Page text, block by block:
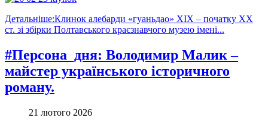
Детальніше:Клинок алебарди «гуаньдао» ХІХ – початку ХХ
ст. зі збірки Полтавського краєзнавчого музею імені...
#Персона_дня: Володимир Малик –
майстер українського історичного
роману.
21 лютого 2026